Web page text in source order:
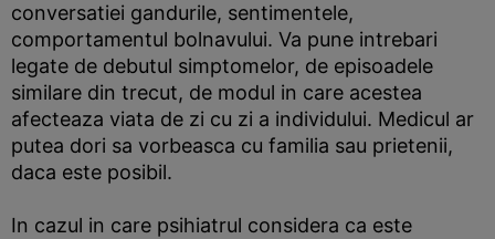
conversatiei gandurile, sentimentele,
comportamentul bolnavului. Va pune intrebari
legate de debutul simptomelor, de episoadele
similare din trecut, de modul in care acestea
afecteaza viata de zi cu zi a individului. Medicul ar
putea dori sa vorbeasca cu familia sau prietenii,
daca este posibil.
In cazul in care psihiatrul considera ca este